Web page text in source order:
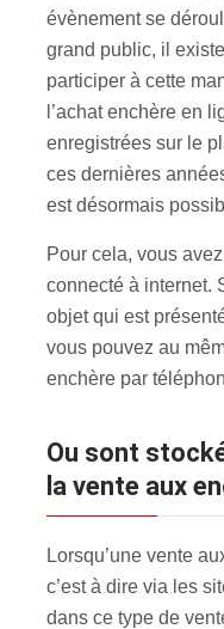
évènement se
grand public, il
participer à cette
l’achat enchère en
enregistrées sur le
ces dernières
est désormais
Pour cela, vous
connecté à internet.
objet qui est
vous pouvez au
enchère par
Ou sont stockés les lots destinés à
la vente aux
Lorsqu’une vente
c’est à dire via les
dans ce type de